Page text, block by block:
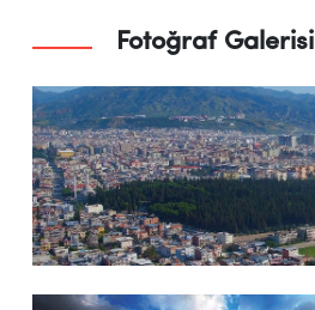
Fotoğraf Galerisi